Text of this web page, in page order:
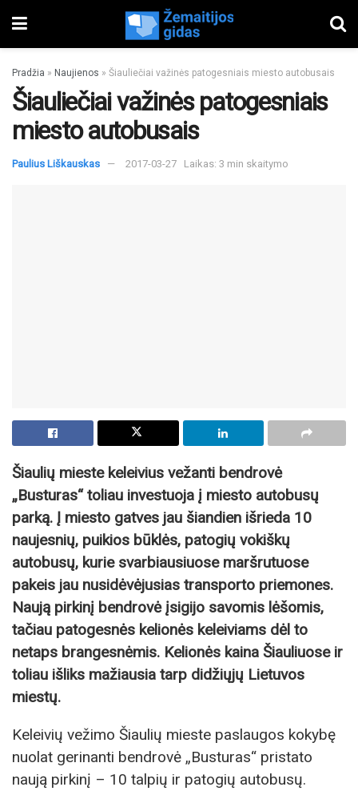
Pradžia » Naujienos » Šiauliečiai važinės patogesniais miesto autobusais
Šiauliečiai važinės patogesniais
miesto autobusais
Paulius Liškauskas 2017-03-27 Laikas: 3 min skaitymo
Šiaulių mieste keleivius vežanti bendrovė
„Busturas“ toliau investuoja į miesto autobusų
parką. Į miesto gatves jau šiandien išrieda 10
naujesnių, puikios būklės, patogių vokiškų
autobusų, kurie svarbiausiuose maršrutuose
pakeis jau nusidėvėjusias transporto priemones.
Naują pirkinį bendrovė įsigijo savomis lėšomis,
tačiau patogesnės kelionės keleiviams dėl to
netaps brangesnėmis. Kelionės kaina Šiauliuose ir
toliau išliks mažiausia tarp didžiųjų Lietuvos
miestų.
Keleivių vežimo Šiaulių mieste paslaugos kokybę
nuolat gerinanti bendrovė „Busturas“ pristato
naują pirkinį – 10 talpių ir patogių autobusų.